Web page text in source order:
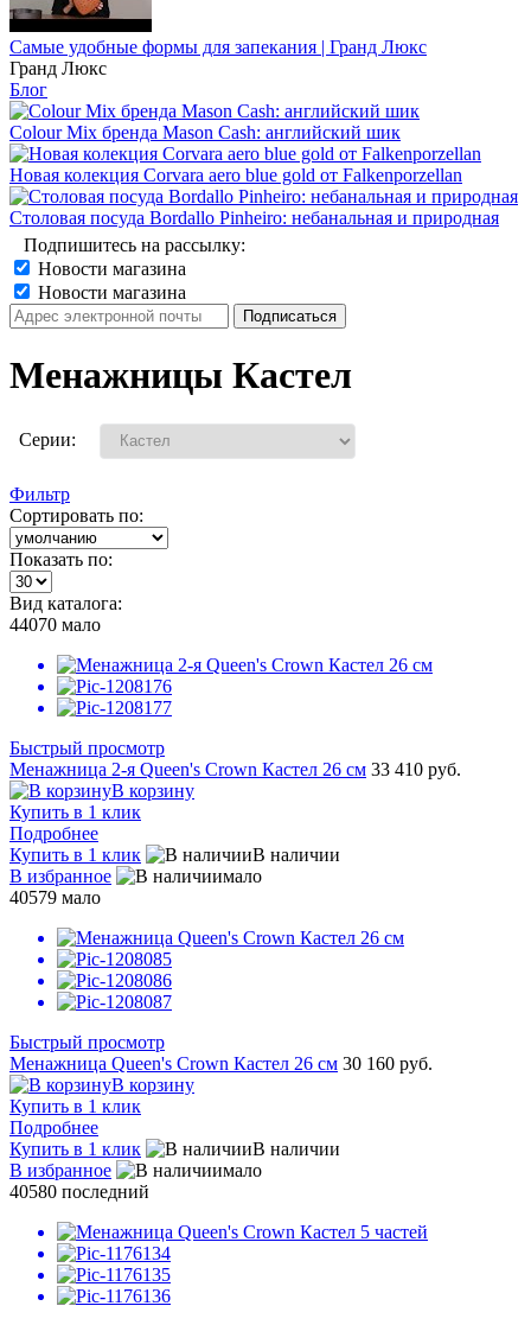
Самые удобные формы для запекания | Гранд Люкс
Гранд Люкс
Блог
Colour Mix бренда Mason Cash: английский шик
Новая колекция Corvara aero blue gold от Falkenporzellan
Столовая посуда Bordallo Pinheiro: небанальная и природная
Подпишитесь на рассылку:
Новости магазина
Новости магазина
Менажницы Кастел
Серии:
Фильтр
Сортировать по:
Показать по:
Вид каталога:
44070 мало
Быстрый просмотр
Менажница 2-я Queen's Crown Кастел 26 см 33 410 руб.
В корзину
Купить в 1 клик
Подробнее
Купить в 1 клик
В наличии
В избранное
мало
40579 мало
Быстрый просмотр
Менажница Queen's Crown Кастел 26 см 30 160 руб.
В корзину
Купить в 1 клик
Подробнее
Купить в 1 клик
В наличии
В избранное
мало
40580 последний